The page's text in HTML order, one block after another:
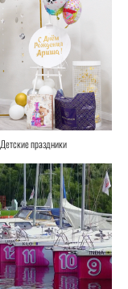
Детские праздники